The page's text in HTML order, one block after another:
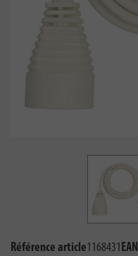
Référence article1168431EAN